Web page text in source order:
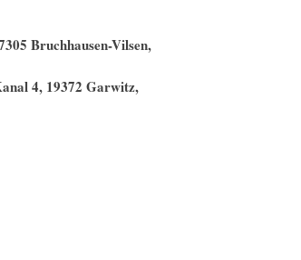
Bruchhausen-Vilsen,
4, 19372 Garwitz,